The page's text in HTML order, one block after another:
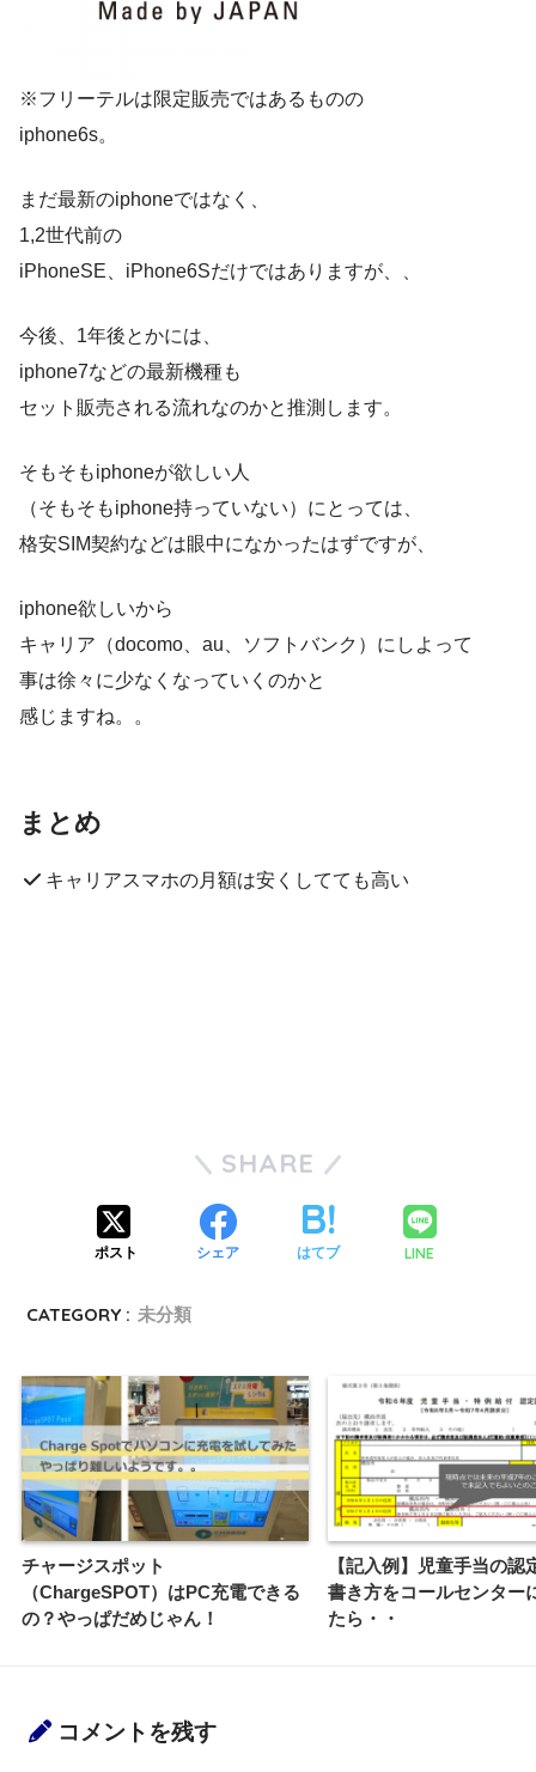
※フリーテルは限定販売ではあるものの
iphone6s。
まだ最新のiphoneではなく、
1,2世代前の
iPhoneSE、iPhone6Sだけではありますが、、
今後、1年後とかには、
iphone7などの最新機種も
セット販売される流れなのかと推測します。
そもそもiphoneが欲しい人
（そもそもiphone持っていない）にとっては、
格安SIM契約などは眼中になかったはずですが、
iphone欲しいから
キャリア（docomo、au、ソフトバンク）にしよって
事は徐々に少なくなっていくのかと
感じますね。。
まとめ
キャリアスマホの月額は安くしてても高い
SHARE
ポスト シェア はてブ LINE
CATEGORY : 未分類
チャージスポット
（ChargeSPOT）はPC充電できる
の？やっぱだめじゃん！
【記入例】児童手当の認
書き方をコールセンター
たら・・
コメントを残す